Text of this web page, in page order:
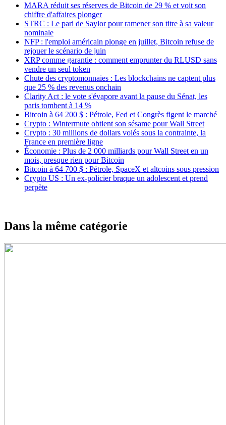
MARA réduit ses réserves de Bitcoin de 29 % et voit son
chiffre d'affaires plonger
STRC : Le pari de Saylor pour ramener son titre à sa valeur
nominale
NFP : l'emploi américain plonge en juillet, Bitcoin refuse de
rejouer le scénario de juin
XRP comme garantie : comment emprunter du RLUSD sans
vendre un seul token
Chute des cryptomonnaies : Les blockchains ne captent plus
que 25 % des revenus onchain
Clarity Act : le vote s'évapore avant la pause du Sénat, les
paris tombent à 14 %
Bitcoin à 64 200 $ : Pétrole, Fed et Congrès figent le marché
Crypto : Wintermute obtient son sésame pour Wall Street
Crypto : 30 millions de dollars volés sous la contrainte, la
France en première ligne
Économie : Plus de 2 000 milliards pour Wall Street en un
mois, presque rien pour Bitcoin
Bitcoin à 64 700 $ : Pétrole, SpaceX et altcoins sous pression
Crypto US : Un ex-policier braque un adolescent et prend
perpète
Dans la même catégorie